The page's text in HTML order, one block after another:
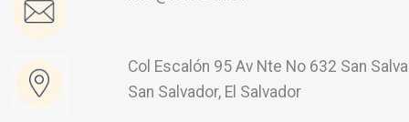
Col Escalón 95 Av Nte No 632 San
San Salvador, El Salvador